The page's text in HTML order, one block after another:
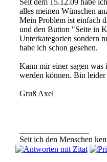
Seit dem 15.12.09 habe
alles meinen Wünschen
Mein Problem ist einfach
und den Button "Seite in
Unterkategorien sondern
habe ich schon gesehen.
Kann mir einer sagen
werden können. Bin
Gruß Axel
Seit ich den Menschen